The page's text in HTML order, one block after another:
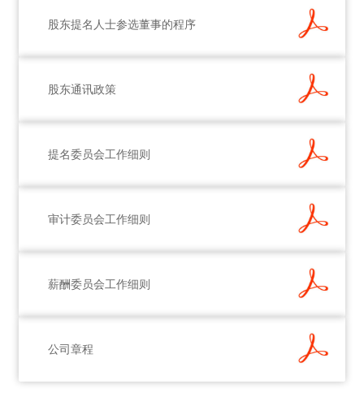
股东提名人士参选董事的程序
股东通讯政策
提名委员会工作细则
审计委员会工作细则
薪酬委员会工作细则
公司章程